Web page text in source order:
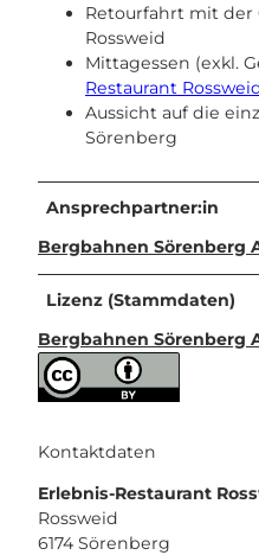
Retourfahrt mit der
Rossweid
Mittagessen (exkl.
Restaurant
Aussicht auf die
Sörenberg
Ansprechpartner:in
Bergbahnen Sörenberg
Lizenz (Stammdaten)
Bergbahnen Sörenberg
Kontaktdaten
Erlebnis-Restaurant
Rossweid
6174 Sörenberg